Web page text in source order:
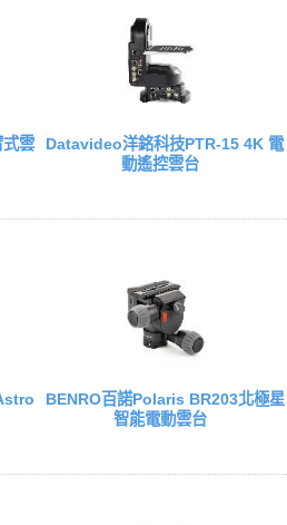
雲
Datavideo洋銘科技PTR-15 4K 電
動遙控雲台
BENRO百諾Polaris BR203北極星
智能電動雲台